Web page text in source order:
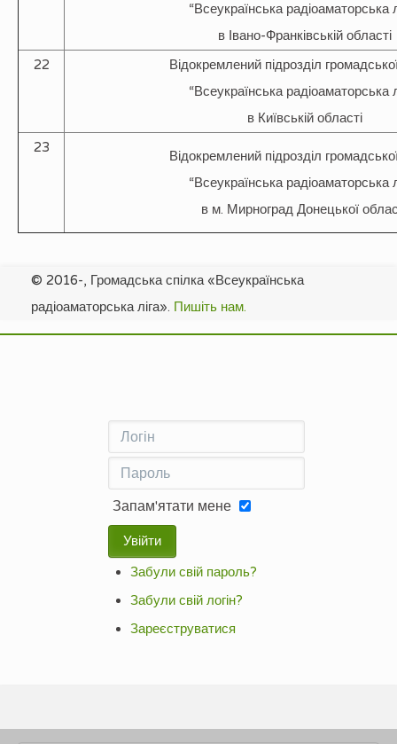
“Всеукраїнська радіоаматорська
в Івано-Франківській області
22
Відокремлений підрозділ
“Всеукраїнська радіоаматорська
в Київській області
23
Відокремлений підрозділ
“Всеукраїнська радіоаматорська
в м. Мирноград Донецької
© 2016-, Громадська спілка «Всеукраїнська
радіоаматорська ліга». Пишіть нам.
Запам'ятати мене
Увійти
Забули свій пароль?
Забули свій логін?
Зареєструватися